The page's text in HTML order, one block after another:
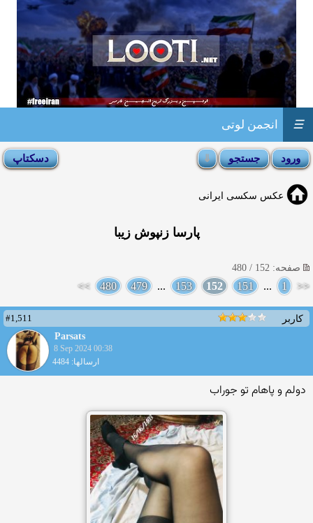
انجمن لوتی ☰
عکس سکسی ایرانی
پارسا زنپوش زیبا
صفحه: 152 / 480
<<
1
...
151
152
153
...
479
480
>>
کاربر
#1,511
Parsats
8 Sep 2024 00:38
ارسالها: 4484
دولم و پاهام تو جوراب